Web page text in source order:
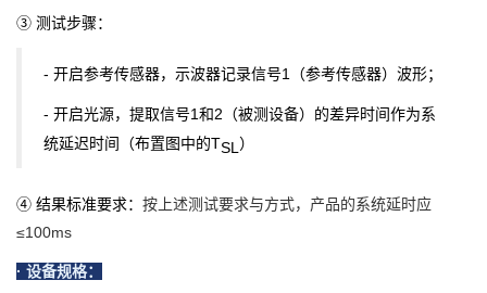
③ 测试步骤：
- 开启参考传感器，示波器记录信号1（参考传感器）波形；
- 开启光源，提取信号1和2（被测设备）的差异时间作为系
统延迟时间（布置图中的TSL ）
④ 结果标准要求： 按上述测试要求与方式，产品的系统延时应
≤100ms
· 设备规格：